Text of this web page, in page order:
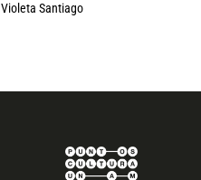
Violeta Santiago